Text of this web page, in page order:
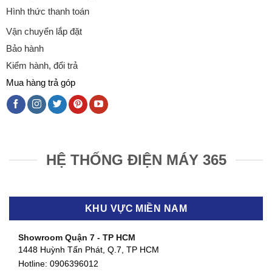
Hình thức thanh toán
Vận chuyển lắp đặt
Bảo hành
Kiểm hành, đổi trả
Mua hàng trả góp
HỆ THỐNG ĐIỆN MÁY 365
KHU VỰC MIỀN NAM
Showroom Quận 7 - TP HCM
1448 Huỳnh Tấn Phát, Q.7, TP HCM
Hotline: 0906396012